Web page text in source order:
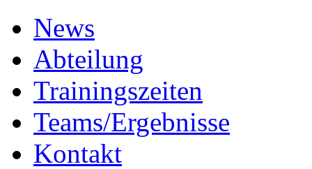
News
Abteilung
Trainingszeiten
Teams/Ergebnisse
Kontakt